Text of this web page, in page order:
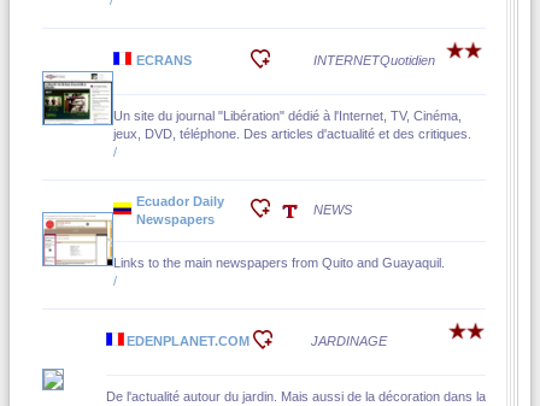
ECRANS INTERNETQuotidien
Un site du journal "Libération" dédié à l'Internet, TV, Cinéma,
jeux, DVD, téléphone. Des articles d'actualité et des critiques.
/
Ecuador Daily
Newspapers
NEWS
Links to the main newspapers from Quito and Guayaquil.
/
EDENPLANET.COM JARDINAGE
De l'actualité autour du jardin. Mais aussi de la décoration dans la